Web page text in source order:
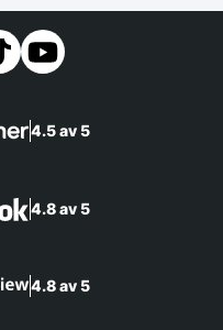
4.5 av 5
4.8 av 5
4.8 av 5